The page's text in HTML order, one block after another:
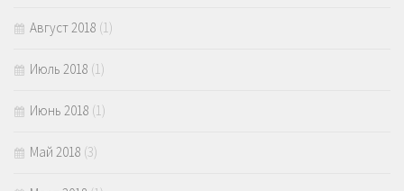
Август 2018 (1)
Июль 2018 (1)
Июнь 2018 (1)
Май 2018 (3)